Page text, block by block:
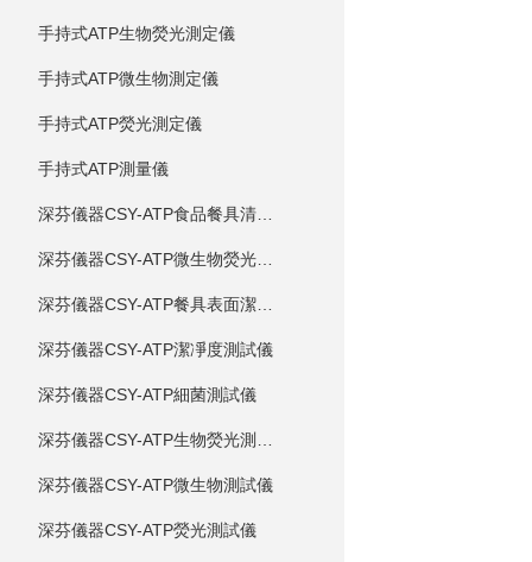
手持式ATP生物熒光測定儀
手持式ATP微生物測定儀
手持式ATP熒光測定儀
手持式ATP測量儀
深芬儀器CSY-ATP潔凈度測試儀
深芬儀器CSY-ATP細菌測試儀
深芬儀器CSY-ATP微生物測試儀
深芬儀器CSY-ATP熒光測試儀